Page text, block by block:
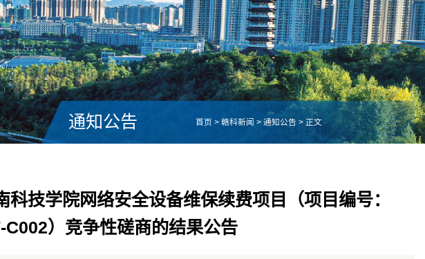
通知公告 首页 >赣科新闻 >通知公告 > 正文
技学院网络安全设备维保续费项目（项目编号：
）竞争性磋商的结果公告